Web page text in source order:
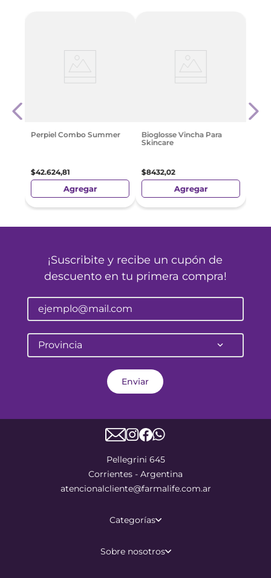
Perpiel Combo Summer
$42.624,81
Agregar
Bioglosse Vincha Para
Skincare
$8432,02
Agregar
¡Suscribite y recibe un cupón de
descuento en tu primera compra!
Provincia
Enviar
Pellegrini 645
Corrientes - Argentina
atencionalcliente@farmalife.com.ar
Categorías
Sobre nosotros